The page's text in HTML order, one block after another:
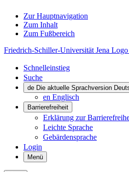
Zur Hauptnavigation
Zum Inhalt
Zum Fußbereich
Friedrich-Schiller-Universität Jena
Schnelleinstieg
Suche
de Die aktuelle Sprachversion
en Englisch
Barrierefreiheit
Erklärung zur
Leichte Sprache
Gebärdensprache
Login
Menü